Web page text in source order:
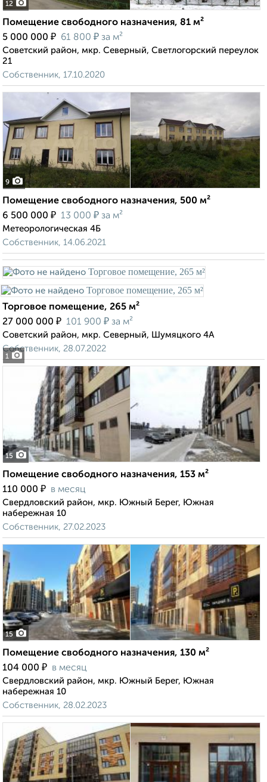
12
Помещение свободного назначения, 81 м²
5 000 000 ₽ 61 800 ₽ за м²
Советский район, мкр. Северный, Светлогорский переулок
21
Собственник, 17.10.2020
9
Помещение свободного назначения, 500 м²
6 500 000 ₽ 13 000 ₽ за м²
Метеорологическая 4Б
Собственник, 14.06.2021
1
Торговое помещение, 265 м²
27 000 000 ₽ 101 900 ₽ за м²
Советский район, мкр. Северный, Шумяцкого 4А
Собственник, 28.07.2022
15
Помещение свободного назначения, 153 м²
110 000 ₽ в месяц
Свердловский район, мкр. Южный Берег, Южная
набережная 10
Собственник, 27.02.2023
15
Помещение свободного назначения, 130 м²
104 000 ₽ в месяц
Свердловский район, мкр. Южный Берег, Южная
набережная 10
Собственник, 28.02.2023